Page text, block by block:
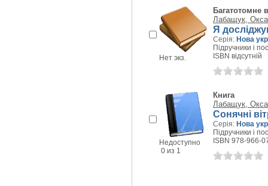
Нет экз.
Багатотомне
Лабащук,
Я
Серія: Нова
Підручники і
ISBN відсутній
Недоступно
0 из 1
Книга
Лабащук,
Сонячні
Серія: Нова
Підручники і
ISBN 978-966-